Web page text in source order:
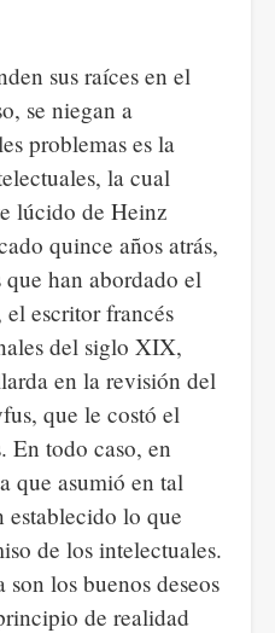
sus raíces en el
se niegan a
problemas es la
la cual
lúcido de Heinz
quince años atrás,
que han abordado el
el escritor francés
del siglo XIX,
en la revisión del
que le costó el
En todo caso, en
que asumió en tal
lo que
de los intelectuales.
los buenos deseos
de realidad